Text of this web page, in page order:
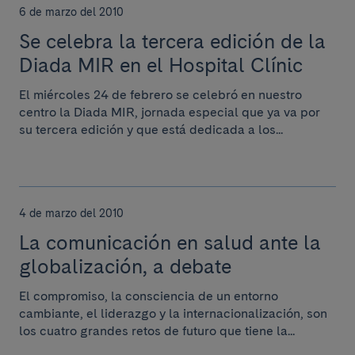
6 de marzo del 2010
Se celebra la tercera edición de la
Diada MIR en el Hospital Clínic
El miércoles 24 de febrero se celebró en nuestro
centro la Diada MIR, jornada especial que ya va por
su tercera edición y que está dedicada a los...
4 de marzo del 2010
La comunicación en salud ante la
globalización, a debate
El compromiso, la consciencia de un entorno
cambiante, el liderazgo y la internacionalización, son
los cuatro grandes retos de futuro que tiene la...